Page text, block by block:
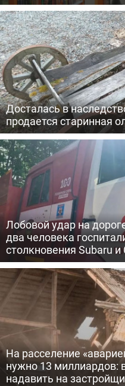
Досталась в
продается старинная
Лобовой удар на
два человека
столкновения Subaru и
На расселение
нужно 13 миллиардов:
надавить на